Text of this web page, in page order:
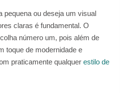
pequena ou deseja um visual
claras é fundamental. O
número um, pois além de
toque de modernidade e
praticamente qualquer estilo de